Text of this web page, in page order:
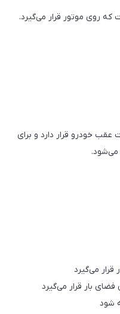
روی موتور قرار می‌گیرد.
خودرو قرار دارد و برای
می‌شود.
می‌گیرد
بار قرار می‌گیرد
شود